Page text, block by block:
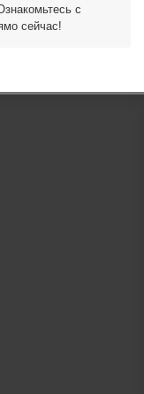
с
сейчас!